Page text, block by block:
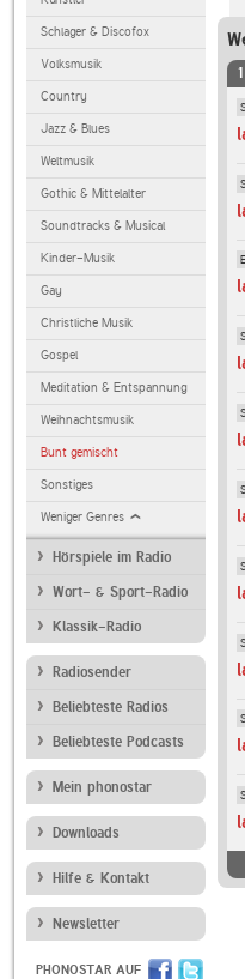
Schlager & Discofox
Volksmusik
Country
Jazz & Blues
Weltmusik
Gothic & Mittelalter
Soundtracks & Musical
Kinder-Musik
Gay
Christliche Musik
Gospel
Meditation & Entspannung
Weihnachtsmusik
Bunt gemischt
Sonstiges
Weniger Genres
Hörspiele im Radio
Wort- & Sport-Radio
Klassik-Radio
Radiosender
Beliebteste Radios
Beliebteste Podcasts
Mein phonostar
Downloads
Hilfe & Kontakt
Newsletter
PHONOSTAR AUF